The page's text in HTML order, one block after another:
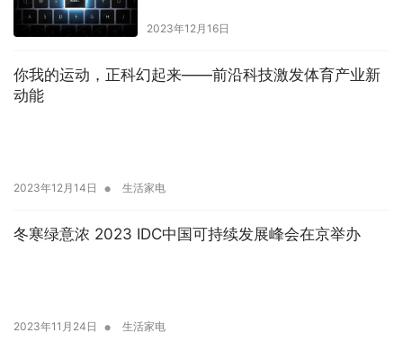
2023年12月16日
你我的运动，正科幻起来——前沿科技激发体育产业新
动能
2023年12月14日 • 生活家电
冬寒绿意浓 2023 IDC中国可持续发展峰会在京举办
2023年11月24日 • 生活家电